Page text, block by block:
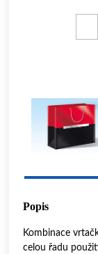
Popis
Kombinace
celou řadu